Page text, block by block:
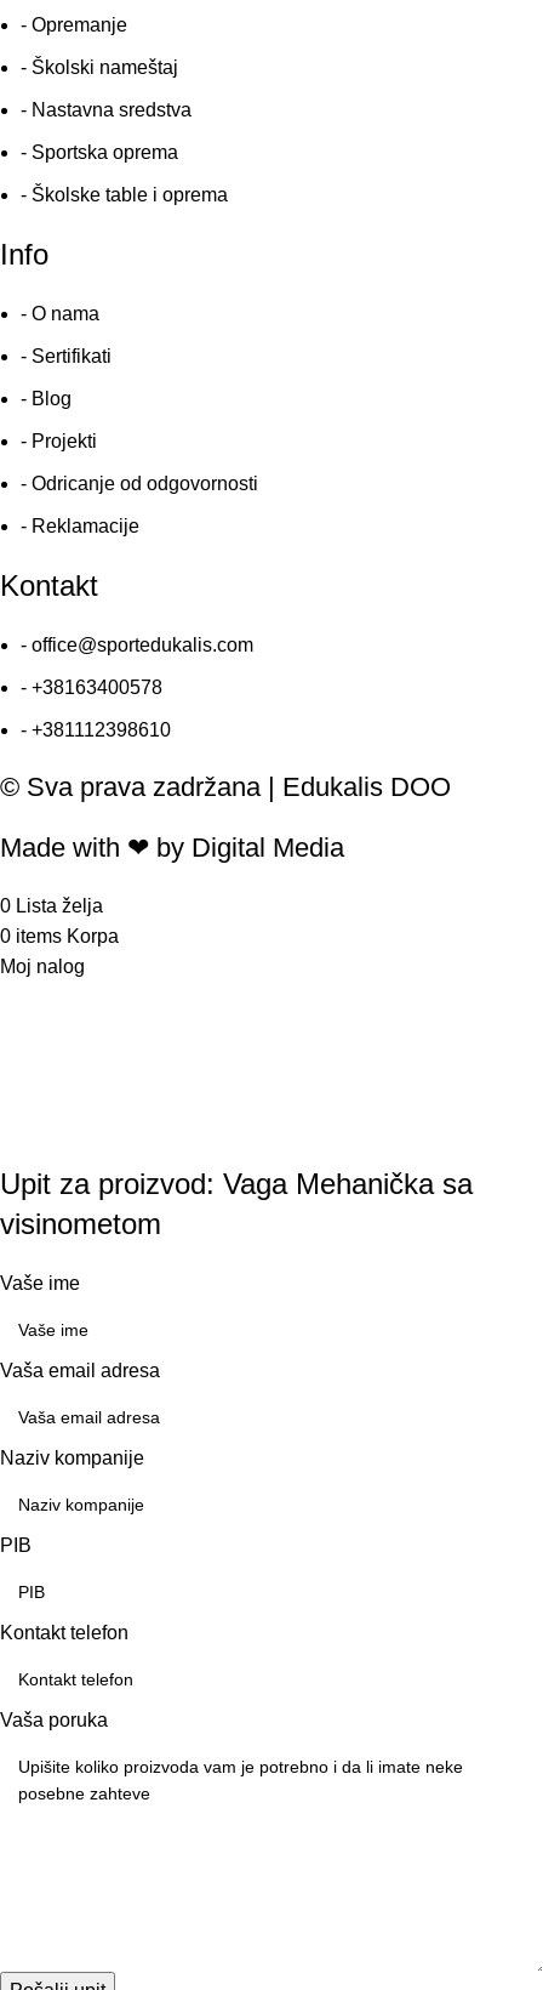
- Opremanje
- Školski nameštaj
- Nastavna sredstva
- Sportska oprema
- Školske table i oprema
Info
- O nama
- Sertifikati
- Blog
- Projekti
- Odricanje od odgovornosti
- Reklamacije
Kontakt
- office@sportedukalis.com
- +38163400578
- +381112398610
© Sva prava zadržana | Edukalis DOO
Made with ❤ by Digital Media
0 Lista želja
0 items Korpa
Moj nalog
Upit za proizvod: Vaga Mehanička sa
visinometom
Vaše ime
Vaša email adresa
Naziv kompanije
PIB
Kontakt telefon
Vaša poruka